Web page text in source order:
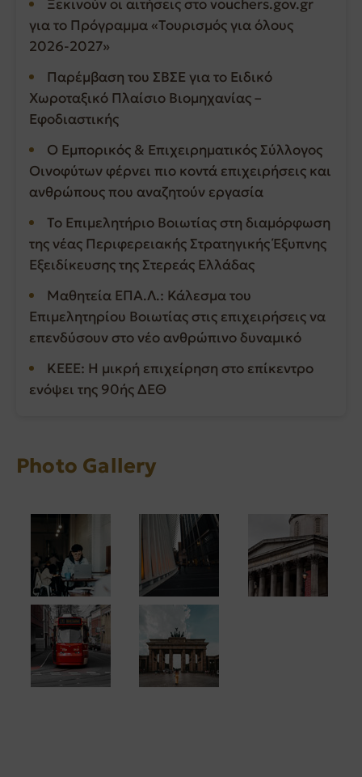
Ξεκινούν οι αιτήσεις στο vouchers.gov.gr
για το Πρόγραμμα «Τουρισμός για όλους
2026-2027»
Παρέμβαση του ΣΒΣΕ για το Ειδικό
Χωροταξικό Πλαίσιο Βιομηχανίας –
Εφοδιαστικής
Ο Εμπορικός & Επιχειρηματικός Σύλλογος
Οινοφύτων φέρνει πιο κοντά επιχειρήσεις και
ανθρώπους που αναζητούν εργασία
Το Επιμελητήριο Βοιωτίας στη διαμόρφωση
της νέας Περιφερειακής Στρατηγικής Έξυπνης
Εξειδίκευσης της Στερεάς Ελλάδας
Μαθητεία ΕΠΑ.Λ.: Κάλεσμα του
Επιμελητηρίου Βοιωτίας στις επιχειρήσεις να
επενδύσουν στο νέο ανθρώπινο δυναμικό
ΚΕΕΕ: Η μικρή επιχείρηση στο επίκεντρο
ενόψει της 90ής ΔΕΘ
Photo Gallery